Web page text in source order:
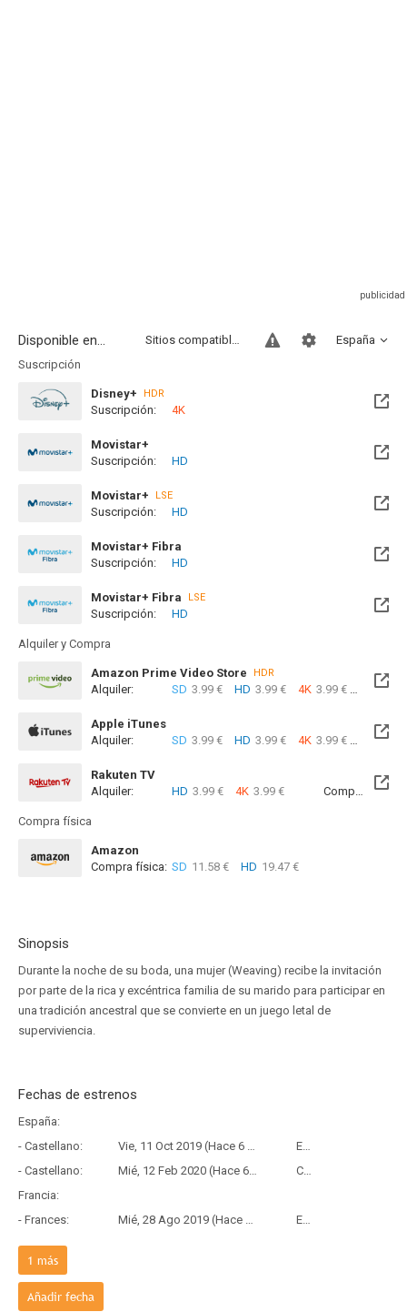
Disponible en... España
Sitios compatibles
Suscripción
Disney+ HDR
Suscripción: 4K
Movistar+
Disponible hasta el Dom, 31 Ene 2027 (Quedan 5 meses)
Suscripción: HD
Movistar+
LSE
Disponible hasta el Dom, 31 Ene 2027 (Quedan 5 meses)
Suscripción: HD
Movistar+ Fibra
Disponible hasta el Dom, 31 Ene 2027 (Quedan 5 meses)
Suscripción: HD
Movistar+ Fibra
LSE
Disponible hasta el Dom, 31 Ene 2027 (Quedan 5 meses)
Suscripción: HD
Alquiler y Compra
Amazon Prime Video Store HDR
Alquiler: SD 3.99 € HD 3.99 € 4K 3.99 €
Apple iTunes
Alquiler:
SD 3.99 € HD 3.99 € 4K 3.99 €
Rakuten TV
Alquiler:
HD 3.99 € 4K 3.99 € Compra: SD
Compra física
Amazon
Compra física: SD 11.58 € HD 19.47 €
Sinopsis
Durante la noche de su boda, una mujer (Weaving) recibe la invitación
por parte de la rica y excéntrica familia de su marido para participar en
una tradición ancestral que se convierte en un juego letal de
superviviencia.
Fechas de estrenos
España:
- Castellano:
Vie, 11 Oct 2019 (Hace 6 años y 9 meses)
Estreno
- Castellano:
Mié, 12 Feb 2020 (Hace 6 años y 5 meses)
Copia Física
Francia:
- Frances:
Mié, 28 Ago 2019 (Hace 6 años y 11 meses)
Estreno
País de origen:
- V.O:
1 más
Añadir fecha